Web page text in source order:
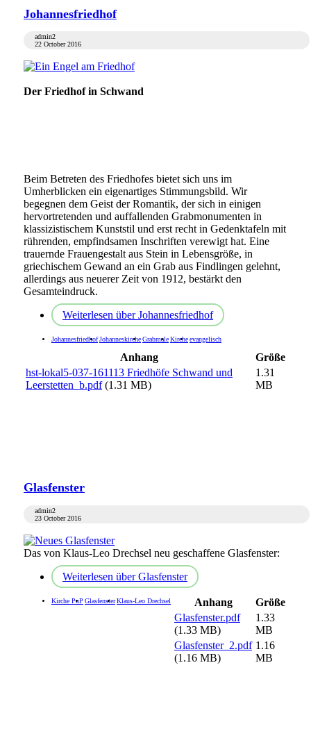
Johannesfriedhof
admin2
22 October 2016
Der Friedhof in Schwand
Beim Betreten des Friedhofes bietet sich uns im
Umherblicken ein eigenartiges Stimmungsbild. Wir
begegnen dem Geist der Romantik, der sich in einigen
hervortretenden und auffallenden Grabmonumenten in
klassizistischem Kunststil und erst recht in Gedenktafeln mit
rührenden, empfindsamen Inschriften verewigt hat. Eine
trauernde Frauengestalt aus Stein in Lebensgröße, in
griechischem Gewand an ein Grab aus Findlingen gelehnt,
allerdings aus neuerer Zeit von 1912, bestärkt den
Gesamteindruck.
Weiterlesen über Johannesfriedhof
JohannesfriedhofJohanneskircheGrabmaleKircheevangelisch
Anhang
Größe
hst-lokal5-037-161113 Friedhöfe Schwand und
Leerstetten_b.pdf (1.31 MB)
1.31
MB
Glasfenster
admin2
23 October 2016
Das von Klaus-Leo Drechsel neu geschaffene Glasfenster:
Weiterlesen über Glasfenster
Kirche PuP GlasfensterKlaus-Leo Drechsel Anhang
Größe
Glasfenster.pdf
(1.33 MB)
1.33
MB
Glasfenster_2.pdf
(1.16 MB)
1.16
MB